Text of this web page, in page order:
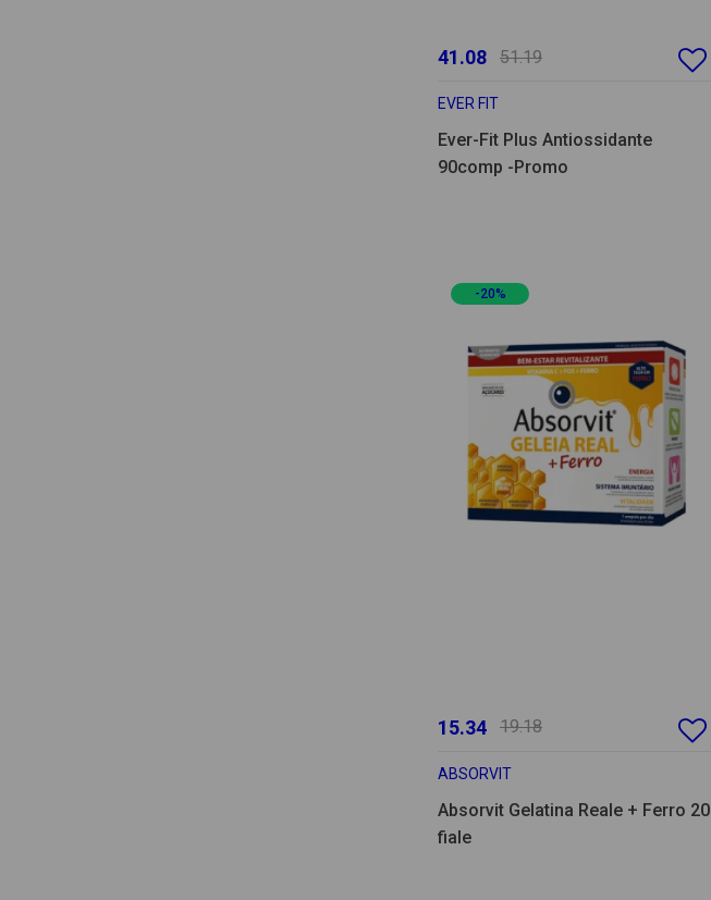
41.08 51.19
EVER FIT
Ever-Fit Plus Antiossidante
90comp -Promo
-20%
15.34 19.18
ABSORVIT
Absorvit Gelatina Reale + Ferro 20
fiale